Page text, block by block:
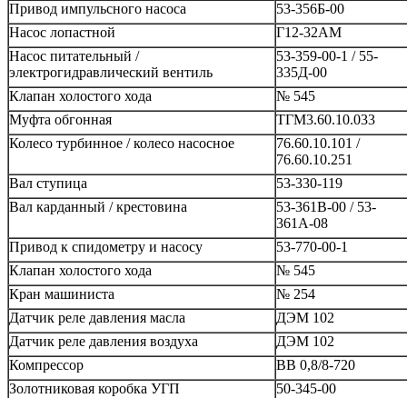
Привод импульсного насоса
53-356Б-00
Насос лопастной
Г12-32АМ
Насос питательный /
электрогидравлический вентиль
53-359-00-1 / 55-
335Д-00
Клапан холостого хода
№ 545
Муфта обгонная
ТГМ3.60.10.033
Колесо турбинное / колесо насосное
76.60.10.101 /
76.60.10.251
Вал ступица
53-330-119
Вал карданный / крестовина
53-361В-00 / 53-
361А-08
Привод к спидометру и насосу
53-770-00-1
Клапан холостого хода
№ 545
Кран машиниста
№ 254
Датчик реле давления масла
ДЭМ 102
Датчик реле давления воздуха
ДЭМ 102
Компрессор
ВВ 0,8/8-720
Золотниковая коробка УГП
50-345-00